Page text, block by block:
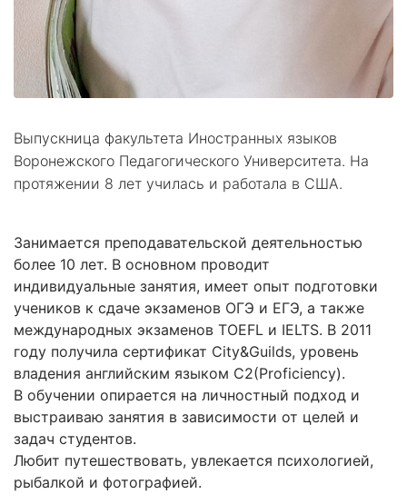
Выпускница факультета Иностранных языков
Воронежского Педагогического Университета. На
протяжении 8 лет училась и работала в США.
Занимается преподавательской деятельностью
более 10 лет. В основном проводит
индивидуальные занятия, имеет опыт подготовки
учеников к сдаче экзаменов ОГЭ и ЕГЭ, а также
международных экзаменов TOEFL и IELTS. В 2011
году получила сертификат City&Guilds, уровень
владения английским языком С2(Proficiency).
В обучении опирается на личностный подход и
выстраиваю занятия в зависимости от целей и
задач студентов.
Любит путешествовать, увлекается психологией,
рыбалкой и фотографией.